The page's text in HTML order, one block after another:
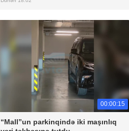
00:00:15
“Mall”un parkinqində iki maşınlıq